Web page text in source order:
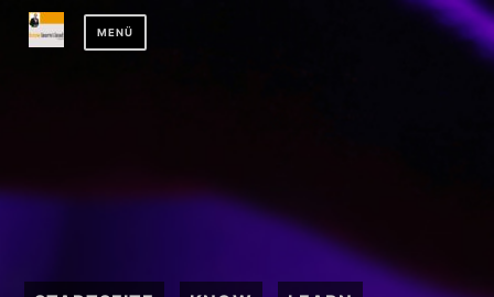
Zum
Inhalt
MENÜ